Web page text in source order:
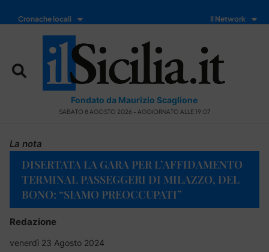
Cronache locali Il Network
Fondato da Maurizio Scaglione
SABATO 8 AGOSTO 2026 - AGGIORNATO ALLE 19:07
La nota
DISERTATA LA GARA PER L’AFFIDAMENTO
TERMINAL PASSEGGERI DI MILAZZO, DEL
BONO: “SIAMO PREOCCUPATI”
Redazione
venerdì 23 Agosto 2024